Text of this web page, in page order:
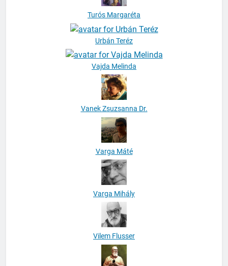
Turós Margaréta
Urbán Teréz
Vajda Melinda
Vanek Zsuzsanna Dr.
Varga Máté
Varga Mihály
Vilem Flusser